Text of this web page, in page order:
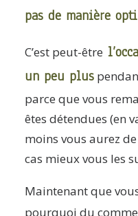
pas de manière
C’est peut-être
un peu plus
parce que vous
êtes détendues (en
moins vous aurez
cas mieux vous les
Maintenant que
pourquoi du